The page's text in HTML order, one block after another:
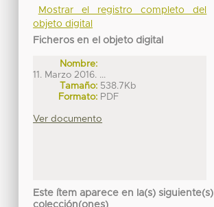
Mostrar el registro completo del
objeto digital
Ficheros en el objeto digital
Nombre:
11. Marzo 2016. ...
Tamaño: 538.7Kb
Formato: PDF
Ver documento
Este ítem aparece en la(s) siguiente(s)